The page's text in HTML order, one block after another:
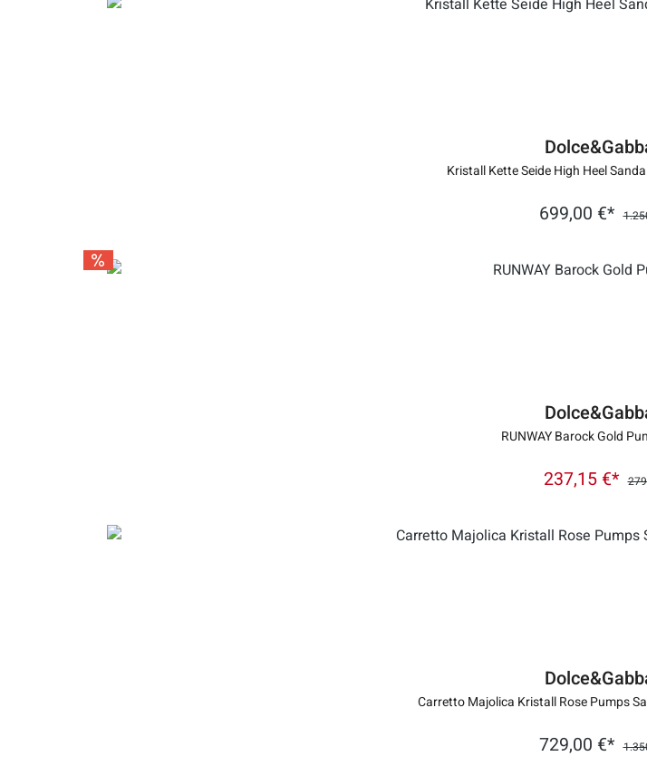
Kristall Kette Seide High Heel
699,00 €*
RUNWAY Barock Gold
237,15 €*
Carretto Majolica Kristall Rose Pumps
729,00 €*